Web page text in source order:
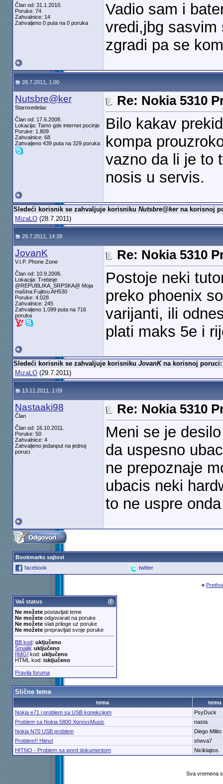
Član od: 31.1.2010.
Poruke: 74
Zahvalnice: 14
Zahvaljeno 0 puta na 0 poruka
Vadio sam i
vredi,jbg sasvim
zgradi pa se
28.7.2011, 1:00
Nutsbre@ker
Starosedelac
Član od: 17.6.2008.
Lokacija: Tamo gde internet pocinje
Poruke: 1.809
Zahvalnice: 68
Zahvaljeno 439 puta na 329 poruka
Re: Nokia 5310
Bilo kakav
kompa
vazno da li je to
nosis u servis.
Sledeći korisnik se zahvaljuje korisniku Nutsbre@kerna korisnoj
MizaLO(28.7.2011)
29.7.2011, 14:28
JovanK
V.I.P. Phone Zone
Član od: 10.9.2006.
Lokacija: Trebinje
@REPUBLIKA_SRPSKA@ Moja
mašina:Fujitsu AH530
Poruke: 4.028
Zahvalnice: 245
Zahvaljeno 1.099 puta na 716
poruka
Re: Nokia 5310
Postoje neki
preko phoenix
varijanti, ili
plati maks 5e i
Sledeći korisnik se zahvaljuje korisniku JovanKna korisnoj poruci:
MizaLO(29.7.2011)
13.11.2011, 1:09
Nastaaki98
Član
Član od: 16.10.2011.
Poruke: 50
Zahvalnice: 4
Zahvaljeno jedanput na jednoj
poruci
Re: Nokia 5310
Meni se je
da uspesno
ne prepoznaje
ubacis neki
to ne uspre
Bookmarks sajtovi
facebook
twitter
«
Vaš status
Ne možetepostavljati teme
Ne možeteodgovarati na poruke
Ne možeteslati priloge uz poruke
Ne možeteprepravljati svoje poruke
BB kod: uključeno
Smajliji: uključeno
[IMG]kod: uključeno
HTML kod: isključeno
Pravila foruma
Slične teme
tema
temu
Nokia e71 i problem sa USB konekcijom
PsyDuck
Problem sa Nokia 5800 XpressMusic
nasta
Nokia N70 USB problem
Diego Milito
Problem!! Hitno!
sheva7
HITNO - Problem sa word dokumentom
Niciklajtos
Sva vremena